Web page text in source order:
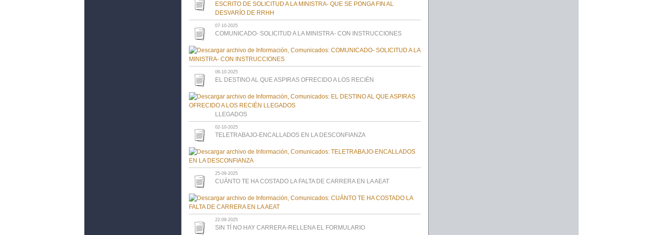
ESCRITO DE SOLICITUD A LA MINISTRA- QUE SE PONGA FIN AL
DESVARÍO DE RRHH
07-10-2025
COMUNICADO- SOLICITUD A LA MINISTRA- CON INSTRUCCIONES
06-10-2025
EL DESTINO AL QUE ASPIRAS OFRECIDO A LOS RECIÉN
LLEGADOS
02-10-2025
TELETRABAJO-ENCALLADOS EN LA DESCONFIANZA
25-09-2025
CUÁNTO TE HA COSTADO LA FALTA DE CARRERA EN LA AEAT
22-09-2025
SIN TÍ NO HAY CARRERA-RELLENA EL FORMULARIO